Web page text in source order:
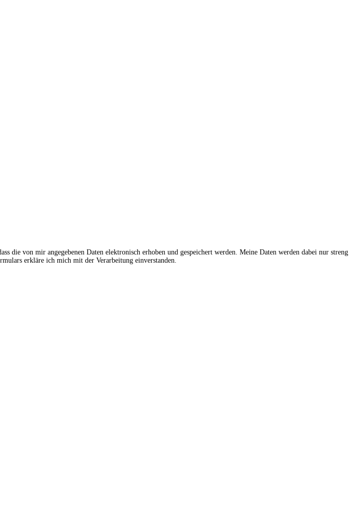
die von mir angegebenen Daten elektronisch erhoben und gespeichert werden. Meine Daten werden dabei nur streng
erkläre ich mich mit der Verarbeitung einverstanden.